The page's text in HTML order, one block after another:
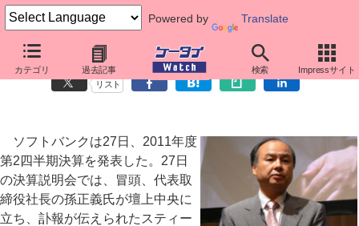
Powered by Translate
カテゴリ 過去記事 検索 Impressサイト
ソフトバンク第2四半期決算、更なる成長をアピール
リスト
ソフトバンクは27日、2011年度
第2四半期決算を発表した。27日
の決算説明会では、冒頭、代表取
締役社長の孫正義氏が壇上中央に
立ち、訃報が伝えられたスティー